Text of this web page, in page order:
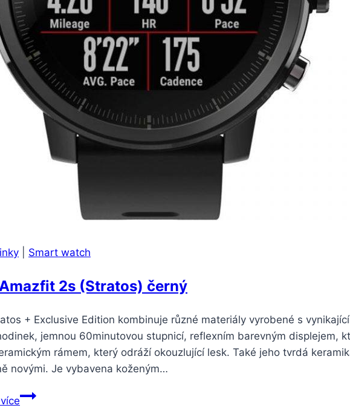
Smart watch
2s (Stratos) černý
+ Exclusive Edition kombinuje různé materiály vyrobené s
jemnou 60minutovou stupnicí, reflexním barevným displejem,
rámem, který odráží okouzlující lesk. Také jeho tvrdá
novými. Je vybavena koženým…
Xiaomi